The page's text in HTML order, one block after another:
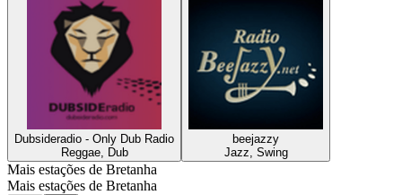
Dubsideradio - Only Dub Radio
Reggae, Dub
beejazzy
Jazz, Swing
Mais estações de Bretanha
Mais estações de Bretanha